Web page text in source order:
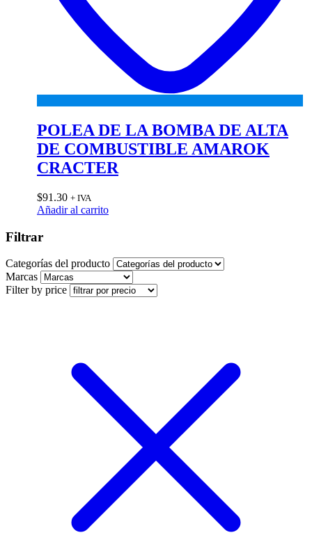
POLEA DE LA BOMBA DE ALTA
DE COMBUSTIBLE AMAROK
CRACTER
$91.30 + IVA
Añadir al carrito
Filtrar
Categorías del producto
Marcas
Filter by price